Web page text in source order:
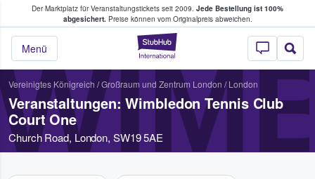
Der Marktplatz für Veranstaltungstickets seit 2009. Jede Bestellung ist 100%
abgesichert.Preise können vom Originalpreis abweichen.
StubHub - Wo
Menü
Tickets kaufen & verkaufen
Vereinigtes Königreich /Großraum und Zentrum London / London
Veranstaltungen: Wimbledon Tennis Club
Court One
Church Road, London, SW19 5AE